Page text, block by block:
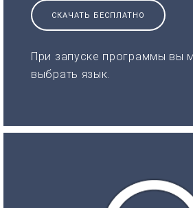
СКАЧАТЬ БЕСПЛАТНО
При запуске программы вы
выбрать язык.